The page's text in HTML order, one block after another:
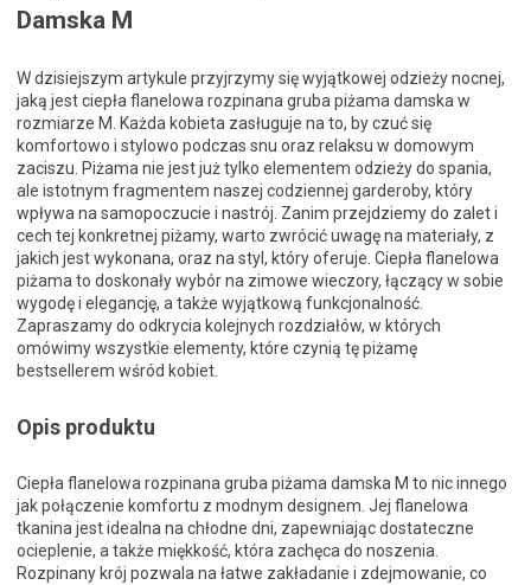
Damska M
W dzisiejszym artykule przyjrzymy się wyjątkowej odzieży nocnej,
jaką jest ciepła flanelowa rozpinana gruba piżama damska w
rozmiarze M. Każda kobieta zasługuje na to, by czuć się
komfortowo i stylowo podczas snu oraz relaksu w domowym
zaciszu. Piżama nie jest już tylko elementem odzieży do spania,
ale istotnym fragmentem naszej codziennej garderoby, który
wpływa na samopoczucie i nastrój. Zanim przejdziemy do zalet i
cech tej konkretnej piżamy, warto zwrócić uwagę na materiały, z
jakich jest wykonana, oraz na styl, który oferuje. Ciepła flanelowa
piżama to doskonały wybór na zimowe wieczory, łączący w sobie
wygodę i elegancję, a także wyjątkową funkcjonalność.
Zapraszamy do odkrycia kolejnych rozdziałów, w których
omówimy wszystkie elementy, które czynią tę piżamę
bestsellerem wśród kobiet.
Opis produktu
Ciepła flanelowa rozpinana gruba piżama damska M to nic innego
jak połączenie komfortu z modnym designem. Jej flanelowa
tkanina jest idealna na chłodne dni, zapewniając dostateczne
ocieplenie, a także miękkość, która zachęca do noszenia.
Rozpinany krój pozwala na łatwe zakładanie i zdejmowanie, co